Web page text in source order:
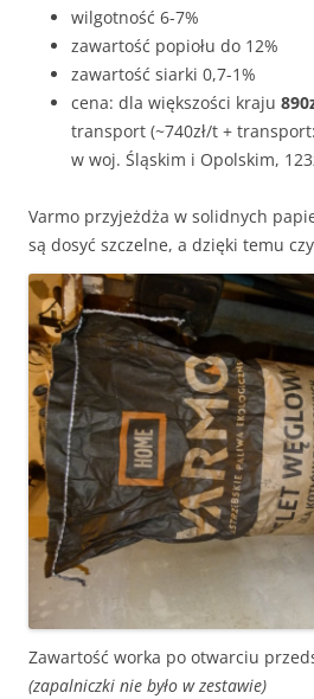
wilgotność 6-7%
zawartość popiołu do 12%
zawartość siarki 0,7-1%
cena: dla większości kraju
transport (~740zł/t +
w woj. Śląskim i Opolskim,
Varmo przyjeżdża w solidnych
są dosyć szczelne, a dzięki temu
Zawartość worka po otwarciu
(zapalniczki nie było w zestawie)